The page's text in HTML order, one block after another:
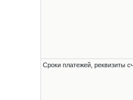
Сроки платежей, реквизиты